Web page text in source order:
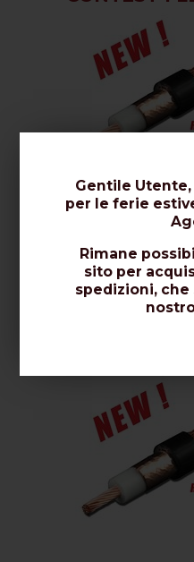
€
(IVA
Gentile
per le ferie
Rimane
sito per
spedizioni, che